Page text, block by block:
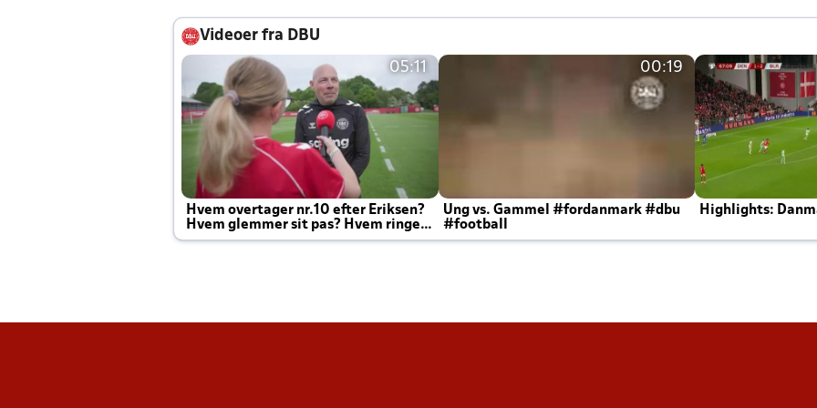
Videoer fra DBU
05:11
Hvem overtager nr.10 efter Eriksen?
Hvem glemmer sit pas? Hvem ringer
Joachim altid til efter kampe?
00:19
Ung vs. Gammel #fordanmark #dbu
#football
Highlights: